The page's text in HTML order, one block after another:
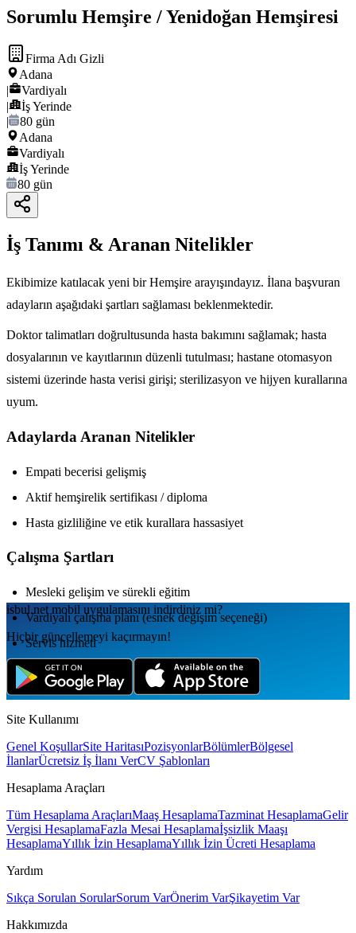
Sorumlu Hemşire / Yenidoğan Hemşiresi
Firma Adı Gizli
Adana
|
Vardiyalı
|
İş Yerinde
|
80 gün
Adana
Vardiyalı
İş Yerinde
80 gün
İş Tanımı & Aranan Nitelikler
Ekibimize katılacak yeni bir Hemşire arayışındayız. İlana başvuran
adayların aşağıdaki şartları sağlaması beklenmektedir.
Doktor talimatları doğrultusunda hasta bakımını sağlamak; hasta
dosyalarının ve kayıtlarının düzenli tutulması; hastane otomasyon
sistemi üzerinde hasta verisi girişi; sterilizasyon ve hijyen kurallarına
uyum.
Adaylarda Aranan Nitelikler
Empati becerisi gelişmiş
Aktif hemşirelik sertifikası / diploma
Hasta gizliliğine ve etik kurallara hassasiyet
Çalışma Şartları
Mesleki gelişim ve sürekli eğitim
Vardiyalı çalışma planı (esnek değişim seçeneği)
Servis hizmeti
isbul.net mobil uygulamаsını indirdiniz mi?
Hiçbir güncellemeyi kaçırmayın!
Site Kullanımı
Genel KoşullarSite HaritasıPozisyonlarBölümlerBölgesel
İlanlarÜcretsiz İş İlanı VerCV Şablonları
Hesaplama Araçları
Tüm Hesaplama AraçlarıMaaş HesaplamaTazminat HesaplamaGelir
Vergisi HesaplamaFazla Mesai Hesaplamaİşsizlik Maaşı
HesaplamaYıllık İzin HesaplamaYıllık İzin Ücreti Hesaplama
Yardım
Sıkça Sorulan SorularSorum VarÖnerim VarŞikayetim Var
Hakkımızda